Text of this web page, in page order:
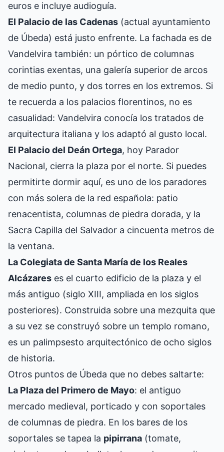
euros e incluye audioguía.
El Palacio de las Cadenas (actual ayuntamiento
de Úbeda) está justo enfrente. La fachada es de
Vandelvira también: un pórtico de columnas
corintias exentas, una galería superior de arcos
de medio punto, y dos torres en los extremos. Si
te recuerda a los palacios florentinos, no es
casualidad: Vandelvira conocía los tratados de
arquitectura italiana y los adaptó al gusto local.
El Palacio del Deán Ortega, hoy Parador
Nacional, cierra la plaza por el norte. Si puedes
permitirte dormir aquí, es uno de los paradores
con más solera de la red española: patio
renacentista, columnas de piedra dorada, y la
Sacra Capilla del Salvador a cincuenta metros de
la ventana.
La Colegiata de Santa María de los Reales
Alcázares es el cuarto edificio de la plaza y el
más antiguo (siglo XIII, ampliada en los siglos
posteriores). Construida sobre una mezquita que
a su vez se construyó sobre un templo romano,
es un palimpsesto arquitectónico de ocho siglos
de historia.
Otros puntos de Úbeda que no debes saltarte:
La Plaza del Primero de Mayo: el antiguo
mercado medieval, porticado y con soportales
de columnas de piedra. En los bares de los
soportales se tapea la pipirrana (tomate,